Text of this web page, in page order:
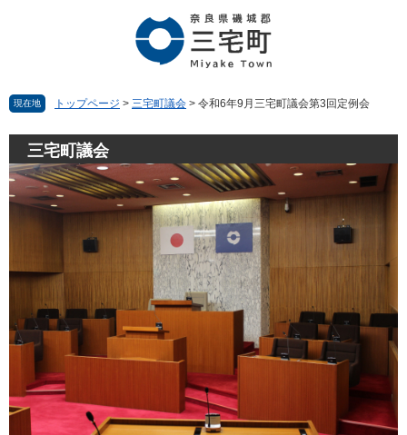
て
本
文
現在地 トップページ > 三宅町議会 > 令和6年9月三宅町議会第3回定例会
三宅町議会